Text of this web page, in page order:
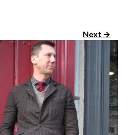
Next →